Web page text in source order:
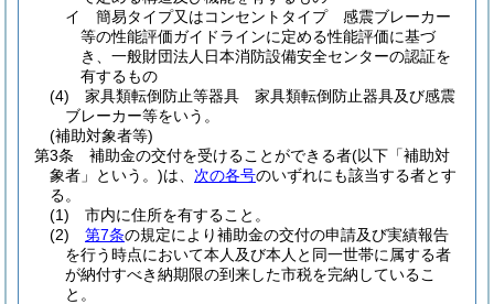
イ
簡易タイプ又はコンセントタイプ 感震ブレーカー
等の性能評価ガイドラインに定める性能評価に基づ
き、一般財団法人日本消防設備安全センターの認証を
有するもの
(4)
家具類転倒防止等器具 家具類転倒防止器具及び感震
ブレーカー等をいう。
(補助対象者等)
第3条
補助金の交付を受けることができる者(以下「補助対
象者」という。)は、 次の各号のいずれにも該当する者とす
る。
(1)
市内に住所を有すること。
(2)
第7条の規定により補助金の交付の申請及び実績報告
を行う時点において本人及び本人と同一世帯に属する者
が納付すべき納期限の到来した市税を完納しているこ
と。